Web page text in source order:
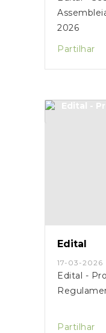
2026
Partilhar
Edital
17-03-2026
Edital -
Partilhar